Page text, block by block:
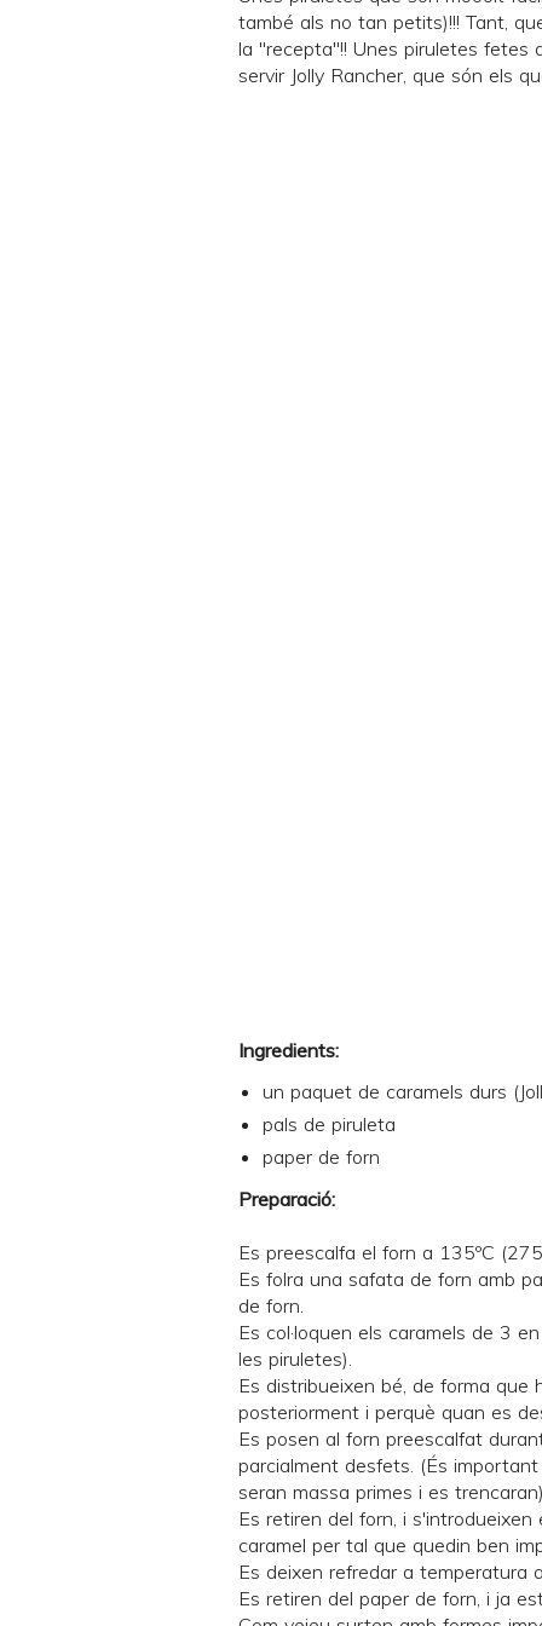
també als no tan petits)!!! Tant,
la "recepta"!! Unes piruletes fetes
servir Jolly Rancher, que són els
Ingredients:
un paquet de caramels durs (
pals de piruleta
paper de forn
Preparació:
Es preescalfa el forn a 135ºC
Es folra una safata de forn amb
de forn.
Es col·loquen els caramels de 3
les piruletes).
Es distribueixen bé, de forma
posteriorment i perquè quan es
Es posen al forn preescalfat
parcialment desfets. (És
seran massa primes i es
Es retiren del forn, i
caramel per tal que quedin ben
Es deixen refredar a temperatura
Es retiren del paper de forn, i ja